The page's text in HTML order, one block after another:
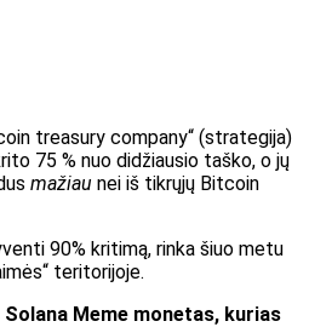
treasury company“ (strategija)
75 % nuo didžiausio taško, o jų
mažiau nei iš tikrųjų Bitcoin
90% kritimą, rinka šiuo metu
teritorijoje.
Meme monetas, kurias